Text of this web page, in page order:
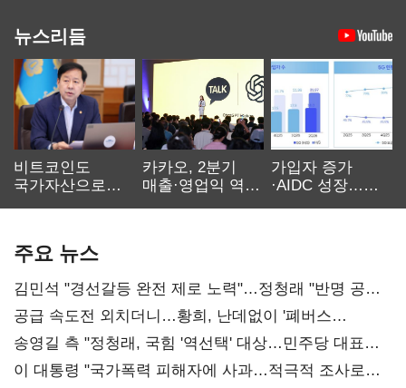
뉴스리듬
비트코인도
국가자산으로…'
카카오, 2분기
매출·영업익 역대
가입자 증가
·AIDC 성장…
주요 뉴스
김민석 "경선갈등 완전 제로 노력"…정청래 "반명 공세
사과부터"
공급 속도전 외치더니…황희, 난데없이 '폐버스
리모델링' 제안
송영길 측 "정청래, 국힘 '역선택' 대상…민주당 대표로
총선 지휘 못해"
이 대통령 "국가폭력 피해자에 사과…적극적 조사로